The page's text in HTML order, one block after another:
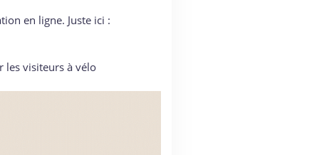
en ligne. Juste ici :
les visiteurs à vélo